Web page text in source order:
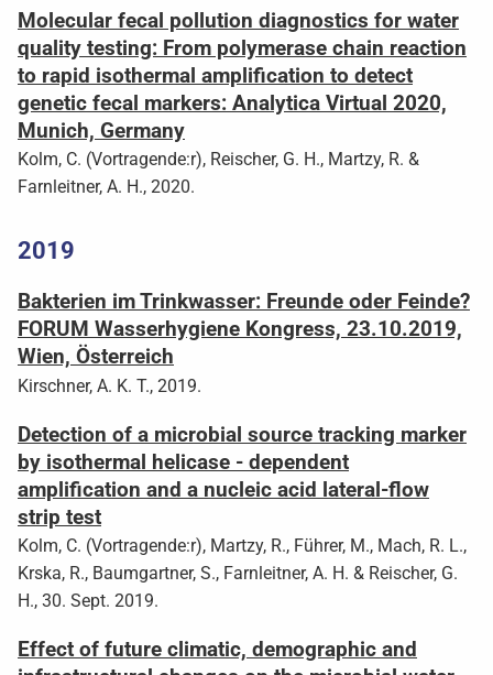
Molecular fecal pollution diagnostics for water
quality testing: From polymerase chain reaction
to rapid isothermal amplification to detect
genetic fecal markers: Analytica Virtual 2020,
Munich, Germany
Kolm, C. (Vortragende:r), Reischer, G. H., Martzy, R. &
Farnleitner, A. H., 2020.
2019
Bakterien im Trinkwasser: Freunde oder Feinde?
FORUM Wasserhygiene Kongress, 23.10.2019,
Wien, Österreich
Kirschner, A. K. T., 2019.
Detection of a microbial source tracking marker
by isothermal helicase - dependent
amplification and a nucleic acid lateral-flow
strip test
Kolm, C. (Vortragende:r), Martzy, R., Führer, M., Mach, R. L.,
Krska, R., Baumgartner, S., Farnleitner, A. H. & Reischer, G.
H., 30. Sept. 2019.
Effect of future climatic, demographic and